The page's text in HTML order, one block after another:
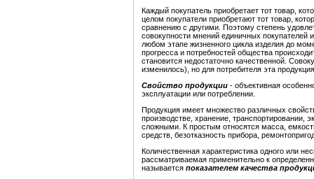
Каждый покупатель приобретает тот товар,
целом покупатели приобретают тот товар,
сравнению с другими. Поэтому степень
совокупности мнений единичных
любом этапе жизненного цикла изделия до
прогресса и потребностей общества
становится недостаточно качественной.
изменилось), но для потребителя эта
Свойство продукции - объективная
эксплуатации или потреблении.
Продукция имеет множество различных
производстве, хранение, транспортировании,
сложными. К простым относятся масса,
средств, безотказность прибора,
Количественная характеристика одного или
рассматриваемая применительно к
называется показателем качества